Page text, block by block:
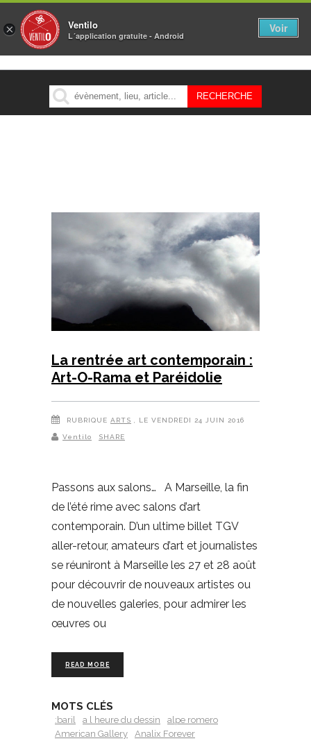
MENU
La rentrée art contemporain :
Art-O-Rama et Paréidolie
RUBRIQUE ARTS , LE VENDREDI 24 JUIN 2016
Ventilo SHARE
Passons aux salons… A Marseille, la fin
de l’été rime avec salons d’art
contemporain. D’un ultime billet TGV
aller-retour, amateurs d’art et journalistes
se réuniront à Marseille les 27 et 28 août
pour découvrir de nouveaux artistes ou
de nouvelles galeries, pour admirer les
œuvres ou
READ MORE
MOTS CLÉS
:baril a l heure du dessin
alpe romero
American Gallery
Analix Forever
× Ventilo
L´application gratuite - Android
Voir